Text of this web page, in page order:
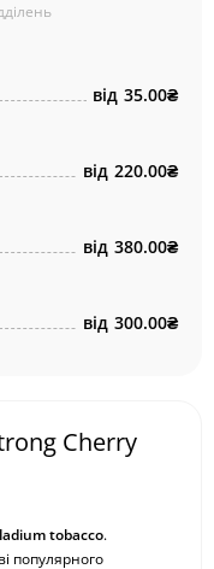
від 35.00₴
від 220.00₴
від 380.00₴
від 300.00₴
Cherry
tobacco.
популярного